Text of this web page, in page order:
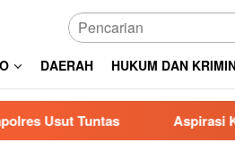
DAERAH HUKUM DAN
Aspirasi Kesultanan Gowa